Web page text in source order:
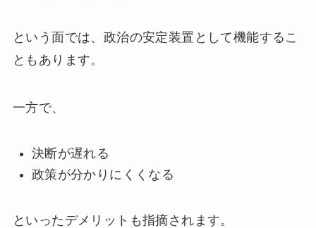
という面では、政治の安定装置として機能するこ
ともあります。
一方で、
決断が遅れる
政策が分かりにくくなる
といったデメリットも指摘されます。